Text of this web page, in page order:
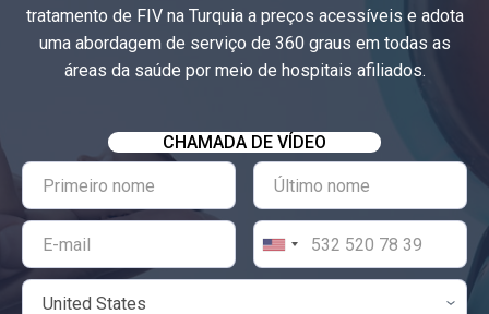
tratamento de FIV na Turquia a preços acessíveis e adota
uma abordagem de serviço de 360 ​​graus em todas as
áreas da saúde por meio de hospitais afiliados.
CHAMADA DE VÍDEO